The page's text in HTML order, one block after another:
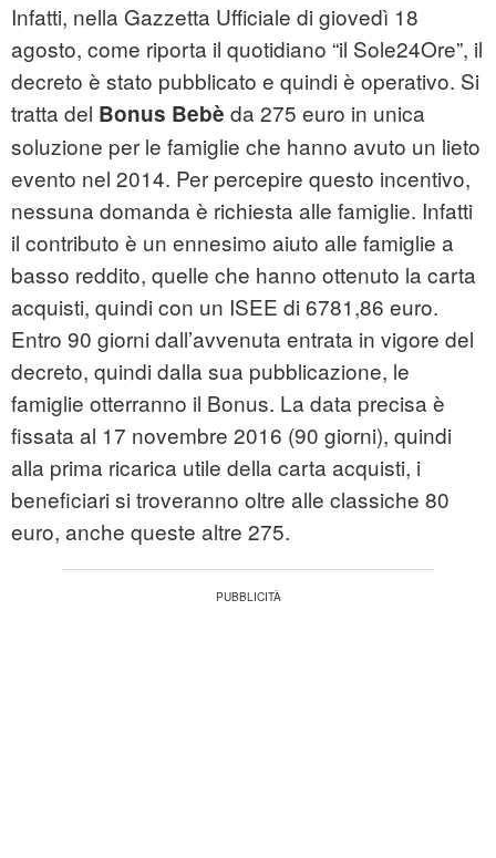
Infatti, nella Gazzetta Ufficiale di giovedì 18
agosto, come riporta il quotidiano “il Sole24Ore”, il
decreto è stato pubblicato e quindi è operativo. Si
tratta del Bonus Bebè da 275 euro in unica
soluzione per le famiglie che hanno avuto un lieto
evento nel 2014. Per percepire questo incentivo,
nessuna domanda è richiesta alle famiglie. Infatti
il contributo è un ennesimo aiuto alle famiglie a
basso reddito, quelle che hanno ottenuto la carta
acquisti, quindi con un ISEE di 6781,86 euro.
Entro 90 giorni dall’avvenuta entrata in vigore del
decreto, quindi dalla sua pubblicazione, le
famiglie otterranno il Bonus. La data precisa è
fissata al 17 novembre 2016 (90 giorni), quindi
alla prima ricarica utile della carta acquisti, i
beneficiari si troveranno oltre alle classiche 80
euro, anche queste altre 275.